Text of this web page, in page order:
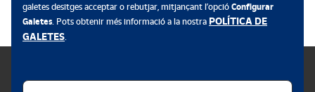
galetes desitges acceptar o rebutjar, mitjançant l’opció Configurar
Galetes. Pots obtenir més informació a la nostra POLÍTICA DE
GALETES.